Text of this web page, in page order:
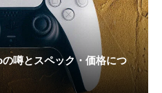
噂とスペック・価格につ